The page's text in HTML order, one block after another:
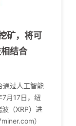
矿，将可
结合
通过人工智能
月17日，纽
（XRP）进
）